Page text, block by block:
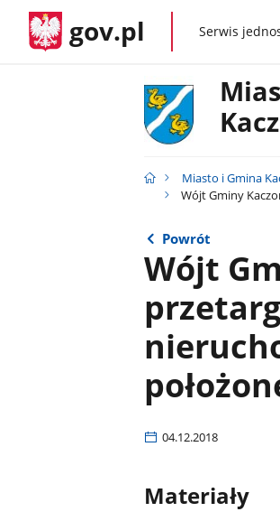
gov.pl gov.plSerwis
Miasto i Gmina
Wójt Gminy
Powrót
Wójt
04.12.2018
Materiały